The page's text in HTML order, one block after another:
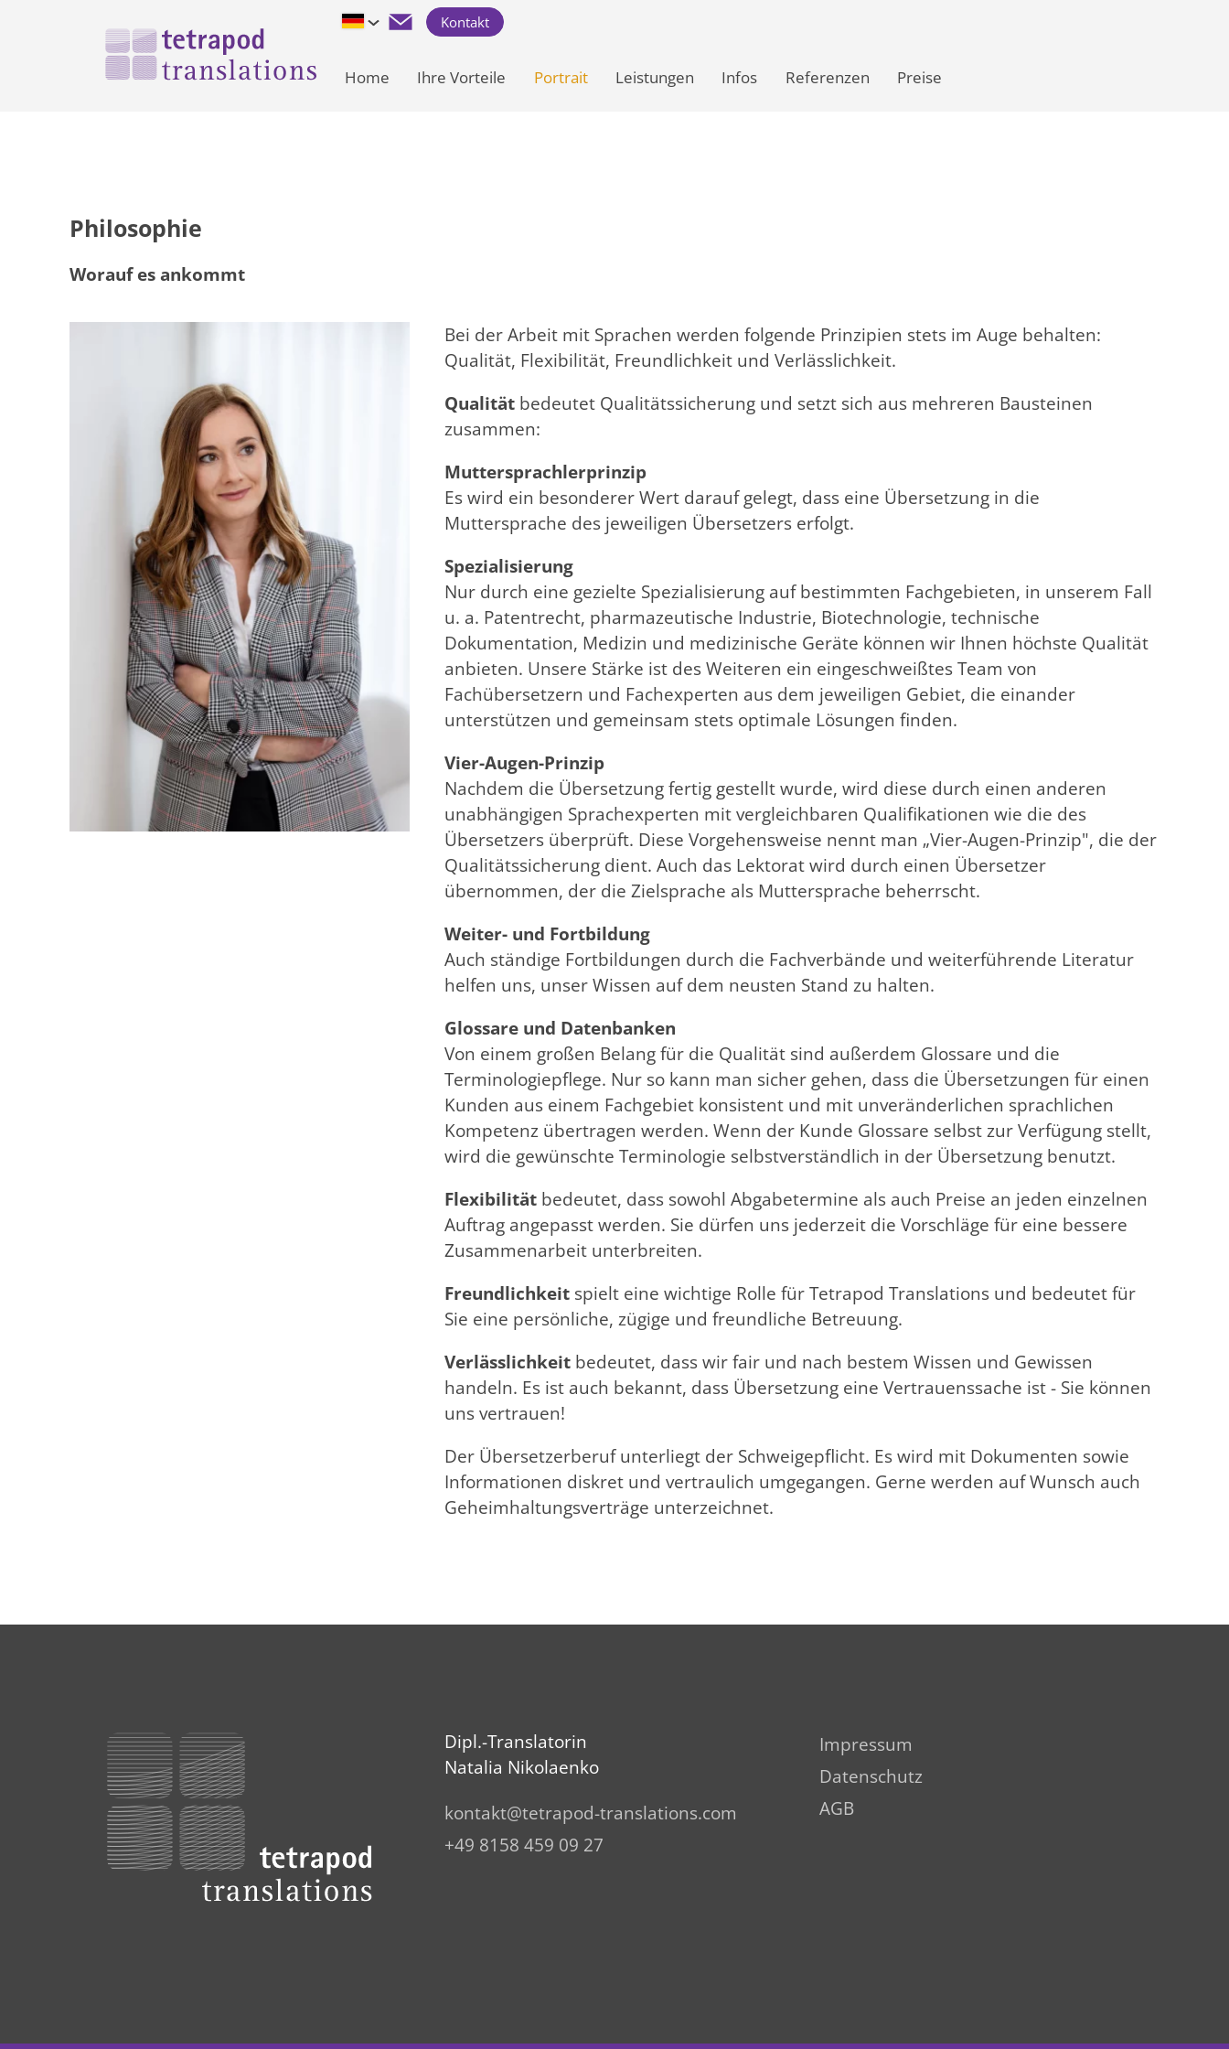
Home Ihre Vorteile Portrait Leistungen Infos Referenzen Preise
Kontakt
Philosophie
Worauf es ankommt
Bei der Arbeit mit Sprachen werden folgende Prinzipien stets im Auge behalten:
Qualität, Flexibilität, Freundlichkeit und Verlässlichkeit.
Qualitätbedeutet Qualitätssicherung und setzt sich aus mehreren Bausteinen
zusammen:
Muttersprachlerprinzip
Es wird ein besonderer Wert darauf gelegt, dass eine Übersetzung in die
Muttersprache des jeweiligen Übersetzers erfolgt.
Spezialisierung
Nur durch eine gezielte Spezialisierung auf bestimmten Fachgebieten, in unserem Fall
u. a. Patentrecht, pharmazeutische Industrie, Biotechnologie, technische
Dokumentation, Medizin und medizinische Geräte können wir Ihnen höchste Qualität
anbieten. Unsere Stärke ist des Weiteren ein eingeschweißtes Team von
Fachübersetzern und Fachexperten aus dem jeweiligen Gebiet, die einander
unterstützen und gemeinsam stets optimale Lösungen finden.
Vier-Augen-Prinzip
Nachdem die Übersetzung fertig gestellt wurde, wird diese durch einen anderen
unabhängigen Sprachexperten mit vergleichbaren Qualifikationen wie die des
Übersetzers überprüft. Diese Vorgehensweise nennt man „Vier-Augen-Prinzip", die der
Qualitätssicherung dient. Auch das Lektorat wird durch einen Übersetzer
übernommen, der die Zielsprache als Muttersprache beherrscht.
Weiter- und Fortbildung
Auch ständige Fortbildungen durch die Fachverbände und weiterführende Literatur
helfen uns, unser Wissen auf dem neusten Stand zu halten.
Glossare und Datenbanken
Von einem großen Belang für die Qualität sind außerdem Glossare und die
Terminologiepflege. Nur so kann man sicher gehen, dass die Übersetzungen für einen
Kunden aus einem Fachgebiet konsistent und mit unveränderlichen sprachlichen
Kompetenz übertragen werden. Wenn der Kunde Glossare selbst zur Verfügung stellt,
wird die gewünschte Terminologie selbstverständlich in der Übersetzung benutzt.
Flexibilitätbedeutet, dass sowohl Abgabetermine als auch Preise an jeden einzelnen
Auftrag angepasst werden. Sie dürfen uns jederzeit die Vorschläge für eine bessere
Zusammenarbeit unterbreiten.
Freundlichkeitspielt eine wichtige Rolle für Tetrapod Translations und bedeutet für
Sie eine persönliche, zügige und freundliche Betreuung.
Verlässlichkeitbedeutet, dass wir fair und nach bestem Wissen und Gewissen
handeln. Es ist auch bekannt, dass Übersetzung eine Vertrauenssache ist - Sie können
uns vertrauen!
Der Übersetzerberuf unterliegt der Schweigepflicht. Es wird mit Dokumenten sowie
Informationen diskret und vertraulich umgegangen. Gerne werden auf Wunsch auch
Geheimhaltungsverträge unterzeichnet.
Dipl.-Translatorin
Natalia Nikolaenko
k nt kt t tr p d-tr nsl t ns c m
+49 8158 459 09 27
Impressum
Datenschutz
AGB